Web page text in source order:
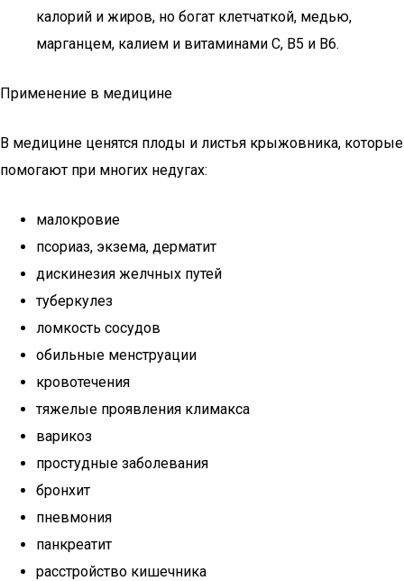
калорий и жиров, но богат клетчаткой, медью,
марганцем, калием и витаминами C, B5 и B6.
Применение в медицине
В медицине ценятся плоды и листья крыжовника, которые
помогают при многих недугах:
малокровие
псориаз, экзема, дерматит
дискинезия желчных путей
туберкулез
ломкость сосудов
обильные менструации
кровотечения
тяжелые проявления климакса
варикоз
простудные заболевания
бронхит
пневмония
панкреатит
расстройство кишечника